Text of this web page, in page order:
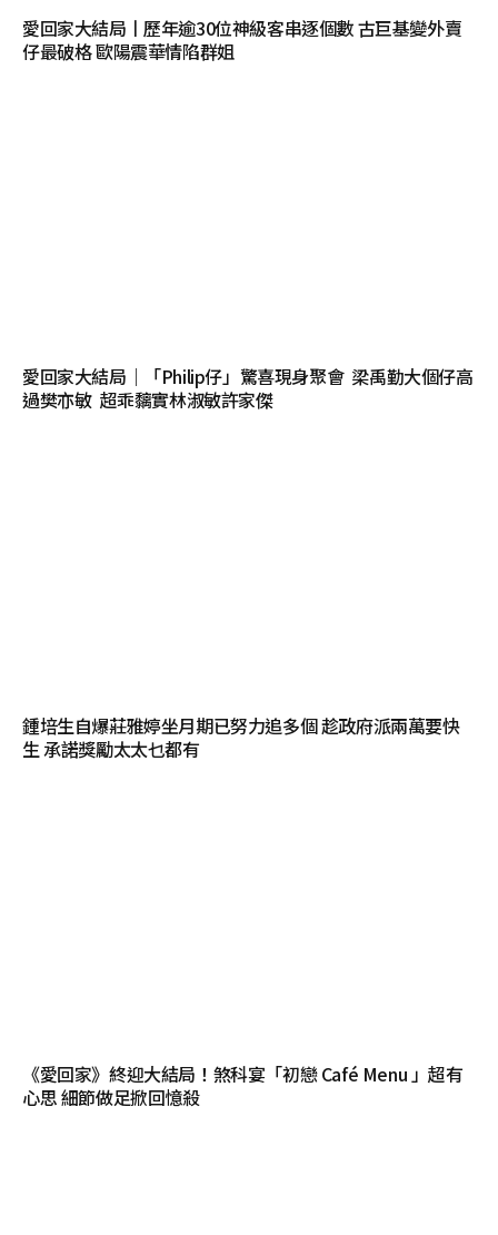
愛回家大結局丨歷年逾30位神級客串逐個數 古巨基變外賣
仔最破格 歐陽震華情陷群姐
愛回家大結局｜「Philip仔」驚喜現身聚會 梁禹勤大個仔高
過樊亦敏 超乖黐實林淑敏許家傑
鍾培生自爆莊雅婷坐月期已努力追多個 趁政府派兩萬要快
生 承諾獎勵太太乜都有
《愛回家》終迎大結局！煞科宴「初戀 Café Menu 」超有
心思 細節做足掀回憶殺